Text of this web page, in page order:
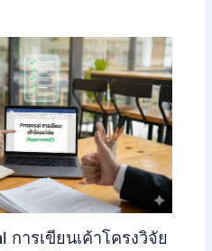
ารเขียนเค้าโครงวิจัย